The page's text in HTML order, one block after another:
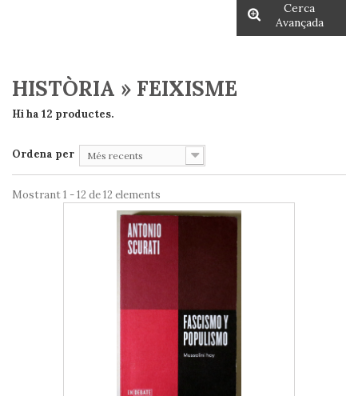
Cerca
Avançada
HISTÒRIA » FEIXISME
Hi ha 12 productes.
Ordena per Més recents
Mostrant 1 - 12 de 12 elements